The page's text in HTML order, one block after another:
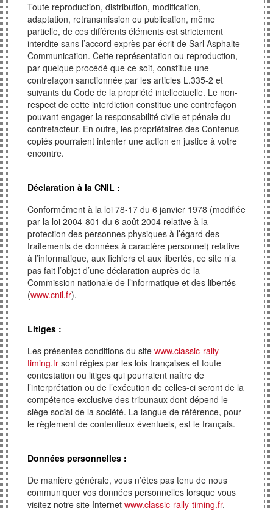
Toute reproduction, distribution, modification,
adaptation, retransmission ou publication, même
partielle, de ces différents éléments est strictement
interdite sans l’accord exprès par écrit de Sarl Asphalte
Communication. Cette représentation ou reproduction,
par quelque procédé que ce soit, constitue une
contrefaçon sanctionnée par les articles L.335-2 et
suivants du Code de la propriété intellectuelle. Le non-
respect de cette interdiction constitue une contrefaçon
pouvant engager la responsabilité civile et pénale du
contrefacteur. En outre, les propriétaires des Contenus
copiés pourraient intenter une action en justice à votre
encontre.
Déclaration à la CNIL :
Conformément à la loi 78-17 du 6 janvier 1978 (modifiée
par la loi 2004-801 du 6 août 2004 relative à la
protection des personnes physiques à l’égard des
traitements de données à caractère personnel) relative
à l’informatique, aux fichiers et aux libertés, ce site n’a
pas fait l’objet d’une déclaration auprès de la
Commission nationale de l’informatique et des libertés
(www.cnil.fr).
Litiges :
Les présentes conditions du site www.classic-rally-
timing.fr sont régies par les lois françaises et toute
contestation ou litiges qui pourraient naître de
l’interprétation ou de l’exécution de celles-ci seront de la
compétence exclusive des tribunaux dont dépend le
siège social de la société. La langue de référence, pour
le règlement de contentieux éventuels, est le français.
Données personnelles :
De manière générale, vous n’êtes pas tenu de nous
communiquer vos données personnelles lorsque vous
visitez notre site Internet www.classic-rally-timing.fr.